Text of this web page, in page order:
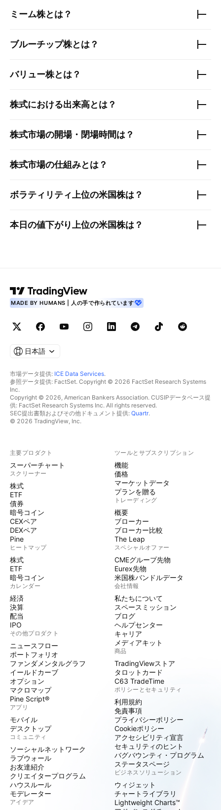
ミーム株とは？
ブルーチップ株とは？
バリュー株とは？
株式における出来高とは？
株式市場の開場・閉場時間は？
株式市場の仕組みとは？
ボラティリティ上位の米国株は？
本日の値下がり上位の米国株は？
MADE BY HUMANS | 人の手で作られています
日本語
市場データ提供: ICE Data Services.
参照データ提供: FactSet. Copyright © 2026 FactSet Research Systems
Inc.
Copyright © 2026, American Bankers Association. CUSIPデータベース提
供: FactSet Research Systems Inc. All rights reserved.
SEC提出書類およびその他ドキュメント提供: Quartr.
© 2026 TradingView, Inc.
主要プロダクト
スーパーチャート
スクリーナー
株式
ETF
債券
暗号コイン
CEXペア
DEXペア
Pine
ヒートマップ
株式
ETF
暗号コイン
カレンダー
経済
決算
配当
IPO
その他プロダクト
ニュースフロー
ポートフォリオ
ファンダメンタルグラフ
イールドカーブ
オプション
マクロマップ
Pine Script®
アプリ
モバイル
デスクトップ
コミュニティ
ソーシャルネットワーク
ラブウォール
お友達紹介
クリエイタープログラム
ハウスルール
モデレーター
アイデア
ツールとサブスクリプション
機能
価格
マーケットデータ
プランを贈る
トレーディング
概要
ブローカー
ブローカー比較
The Leap
スペシャルオファー
CMEグループ先物
Eurex先物
米国株バンドルデータ
会社情報
私たちについて
スペースミッション
ブログ
ヘルプセンター
キャリア
メディアキット
商品
TradingViewストア
タロットカード
C63 TradeTime
ポリシーとセキュリティ
利用規約
免責事項
プライバシーポリシー
Cookieポリシー
アクセシビリティ宣言
セキュリティのヒント
バグバウンティ・プログラム
ステータスページ
ビジネスソリューション
ウィジェット
チャートライブラリ
Lightweight Charts™